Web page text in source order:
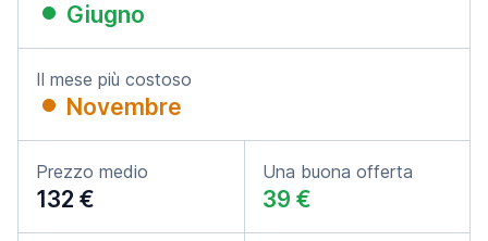
Giugno
Il mese più costoso
Novembre
Prezzo medio
132 €
Una buona offerta
39 €